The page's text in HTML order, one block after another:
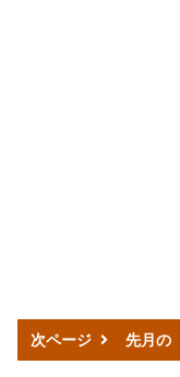
次ページ 先月の